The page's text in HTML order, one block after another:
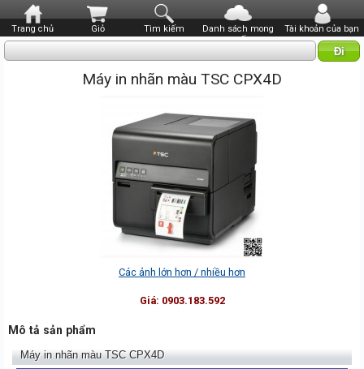
Trang chủ Giỏ Tìm kiếm
Danh sách mong
muốn
Tài khoản của bạn
Máy in nhãn màu TSC CPX4D
Các ảnh lớn hơn / nhiều hơn
Giá: 0903.183.592
Mô tả sản phẩm
Máy in nhãn màu TSC CPX4D